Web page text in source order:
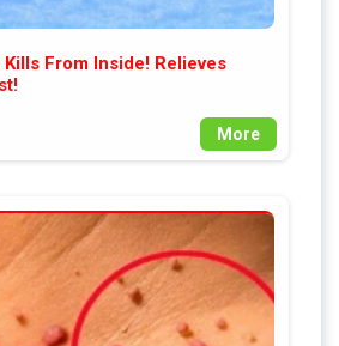
From Inside! Relieves
More